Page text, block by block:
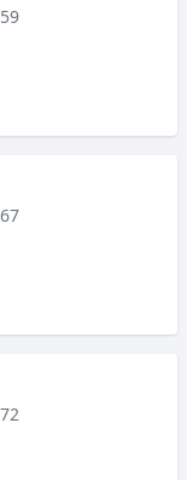
59
67
72